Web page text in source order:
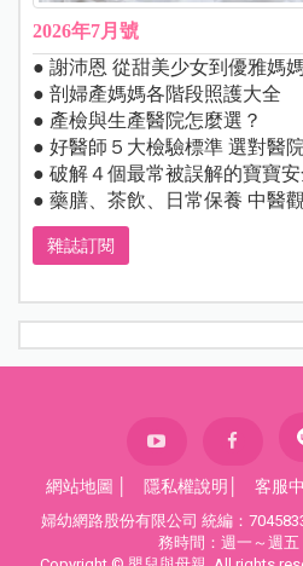
2026年7月號
● 謝沛恩 從甜美少女到優雅媽
● 剖婦產媽媽各階段照護大全
● 產檢與生產醫院怎麼選？
● 好醫師５大檢驗標準 選對醫
● 破解４個最常被誤解的寶寶
● 藥膳、茶飲、日常保養 中醫
雜誌訂閱
網站地圖 隱私權說明 客服
婦幼網路股份有限公司 統編：
務時間：週一～週